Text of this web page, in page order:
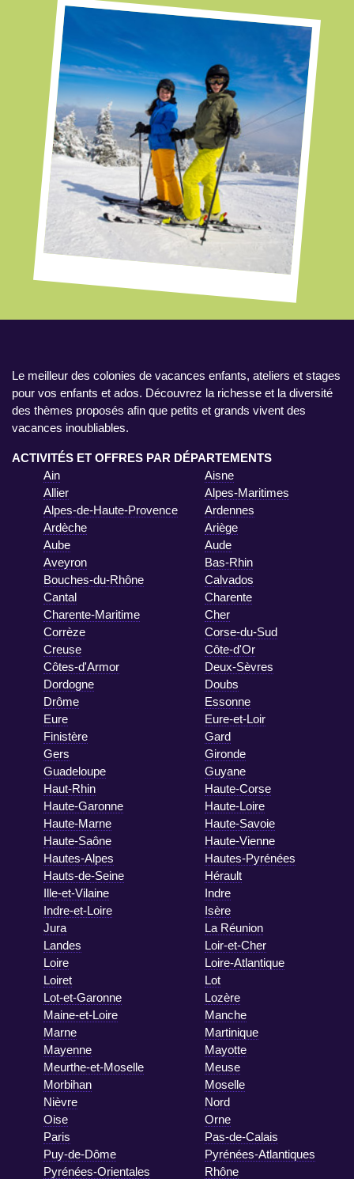
Le meilleur des colonies de vacances enfants, ateliers et stages
pour vos enfants et ados. Découvrez la richesse et la diversité
des thèmes proposés afin que petits et grands vivent des
vacances inoubliables.
ACTIVITÉS ET OFFRES PAR DÉPARTEMENTS
Ain
Aisne
Allier
Alpes-Maritimes
Alpes-de-Haute-Provence
Ardennes
Ardèche
Ariège
Aube
Aude
Aveyron
Bas-Rhin
Bouches-du-Rhône
Calvados
Cantal
Charente
Charente-Maritime
Cher
Corrèze
Corse-du-Sud
Creuse
Côte-d'Or
Côtes-d'Armor
Deux-Sèvres
Dordogne
Doubs
Drôme
Essonne
Eure
Eure-et-Loir
Finistère
Gard
Gers
Gironde
Guadeloupe
Guyane
Haut-Rhin
Haute-Corse
Haute-Garonne
Haute-Loire
Haute-Marne
Haute-Savoie
Haute-Saône
Haute-Vienne
Hautes-Alpes
Hautes-Pyrénées
Hauts-de-Seine
Hérault
Ille-et-Vilaine
Indre
Indre-et-Loire
Isère
Jura
La Réunion
Landes
Loir-et-Cher
Loire
Loire-Atlantique
Loiret
Lot
Lot-et-Garonne
Lozère
Maine-et-Loire
Manche
Marne
Martinique
Mayenne
Mayotte
Meurthe-et-Moselle
Meuse
Morbihan
Moselle
Nièvre
Nord
Oise
Orne
Paris
Pas-de-Calais
Puy-de-Dôme
Pyrénées-Atlantiques
Pyrénées-Orientales
Rhône